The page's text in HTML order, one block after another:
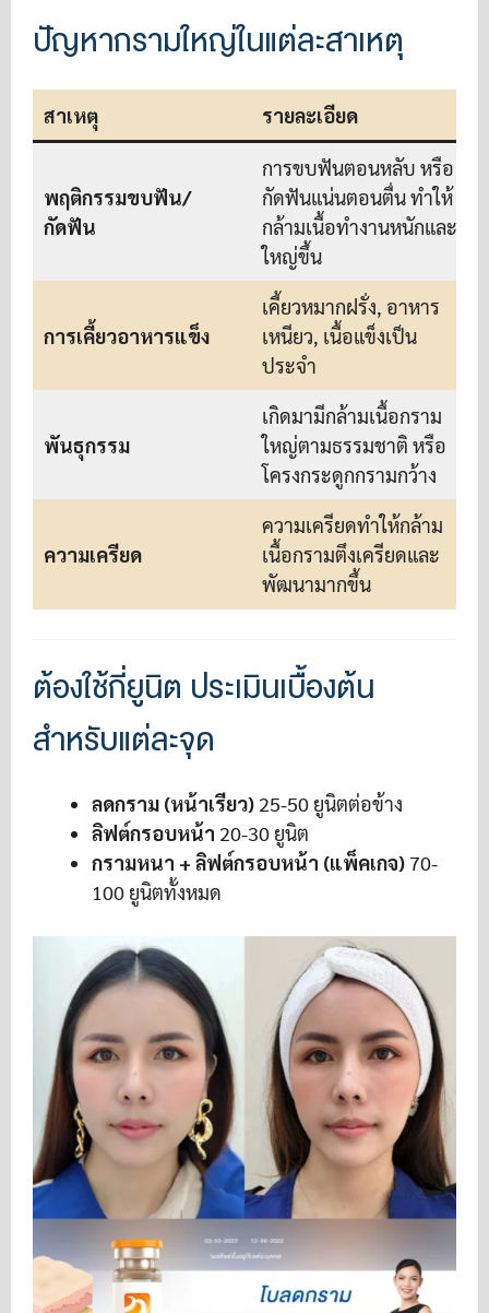
ปัญหากรามใหญ่ในแต่ละสาเหตุ
สาเหตุ รายละเอียด
พฤติกรรมขบฟัน/
กัดฟัน
การขบฟันตอนหลับ หรือ
กัดฟันแน่นตอนตื่น ทำให้
กล้ามเนื้อทำงานหนักและ
ใหญ่ขึ้น
การเคี้ยวอาหารแข็ง
เคี้ยวหมากฝรั่ง, อาหาร
เหนียว, เนื้อแข็งเป็น
ประจำ
พันธุกรรม
เกิดมามีกล้ามเนื้อกราม
ใหญ่ตามธรรมชาติ หรือ
โครงกระดูกกรามกว้าง
ความเครียด
ความเครียดทำให้กล้าม
เนื้อกรามตึงเครียดและ
พัฒนามากขึ้น
ต้องใช้กี่ยูนิต ประเมินเบื้องต้น
สำหรับแต่ละจุด
ลดกราม (หน้าเรียว) 25-50 ยูนิตต่อข้าง
ลิฟต์กรอบหน้า 20-30 ยูนิต
กรามหนา + ลิฟต์กรอบหน้า (แพ็คเกจ) 70-
100 ยูนิตทั้งหมด